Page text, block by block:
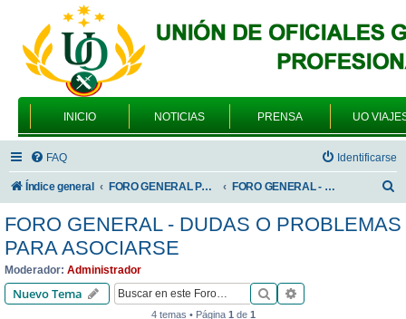
INICIO NOTICIAS PRENSA UO
FAQ Identificarse
Índice general FORO GENERAL PARA TODOS LOS USUARIOS FORO GENERAL - DUDAS O PROBLEMAS PARA ASOCIARSE
s
FORO GENERAL - DUDAS O PROBLEMAS
PARA ASOCIARSE
Moderador: Administrador
Nuevo Tema Buscar
4 temas • Página 1de 1